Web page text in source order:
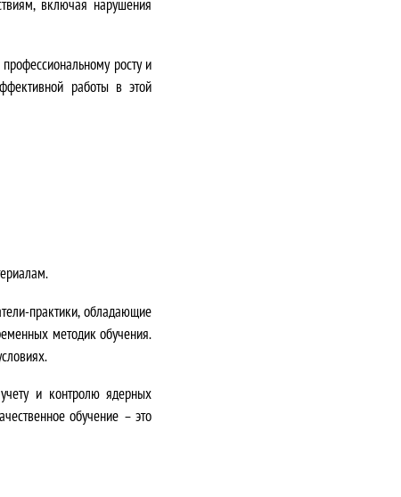
росту и
работы в этой
практики, обладающие
методик обучения.
.
и контролю ядерных
обучение – это